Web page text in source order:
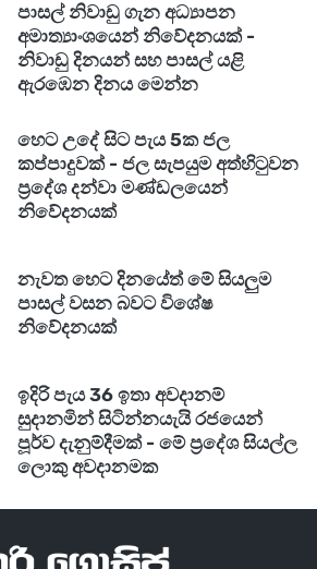
පාසල් නිවාඩු ගැන අධ්‍යාපන
අමාත්‍යාංශයෙන් නිවේදනයක් -
නිවාඩු දිනයන් සහ පාසල් යළි
ඇරඹෙන දිනය මෙන්න
හෙට උදේ සිට පැය 5ක ජල
කප්පාදුවක් - ජල සැපයුම අත්හිටුවන
ප්‍රදේශ දන්වා මණ්ඩලයෙන්
නිවේදනයක්
නැවත හෙට දිනයේත් මේ සියලුම
පාසල් වසන බවට විශේෂ
නිවේදනයක්
ඉදිරි පැය 36 ඉතා අවදානම්
සුදානමින් සිටින්නයැයි රජයෙන්
පූර්ව දැනුම්දීමක් - මේ ප්‍රදේශ සියල්ල
ලොකු අවදානමක